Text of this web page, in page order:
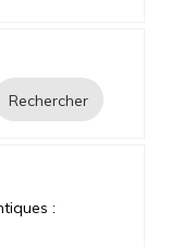
Rechercher
: